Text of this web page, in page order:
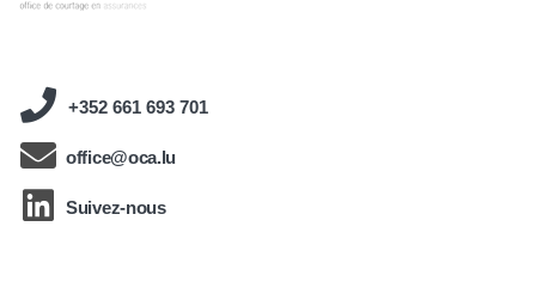
+352 661 693 701
office@oca.lu
Suivez-nous